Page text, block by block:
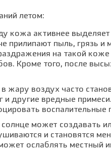
летом:
активнее выделяет
прилипают пыль, грязь и
на такой коже
Кроме того, после
жару воздух часто
и другие вредные
воспалительные
может создавать
и становятся
ослаблять местный